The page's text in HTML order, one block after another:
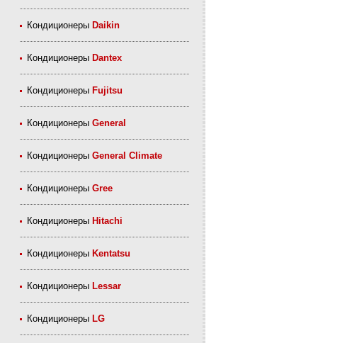
Кондиционеры Daikin
Кондиционеры Dantex
Кондиционеры Fujitsu
КондиционерыGeneral
КондиционерыGeneral Climate
КондиционерыGree
Кондиционеры Hitachi
Кондиционеры Kentatsu
Кондиционеры Lessar
Кондиционеры LG